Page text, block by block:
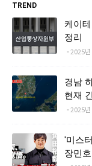
TREND
케이
정리
2025
경남
현재
2025
'미스
장민